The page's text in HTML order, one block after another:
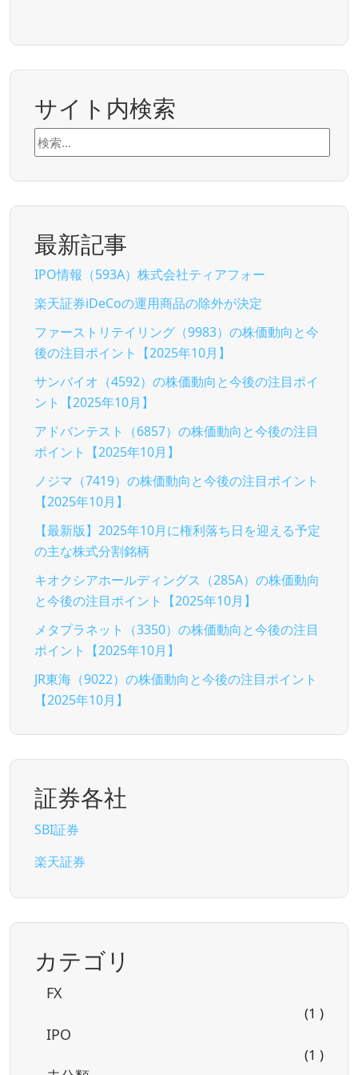
サイト内検索
検
索:
最新記事
IPO情報（593A）株式会社ティアフォー
楽天証券iDeCoの運用商品の除外が決定
ファーストリテイリング（9983）の株価動向と今
後の注目ポイント【2025年10月】
サンバイオ（4592）の株価動向と今後の注目ポイ
ント【2025年10月】
アドバンテスト（6857）の株価動向と今後の注目
ポイント【2025年10月】
ノジマ（7419）の株価動向と今後の注目ポイント
【2025年10月】
【最新版】2025年10月に権利落ち日を迎える予定
の主な株式分割銘柄
キオクシアホールディングス（285A）の株価動向
と今後の注目ポイント【2025年10月】
メタプラネット（3350）の株価動向と今後の注目
ポイント【2025年10月】
JR東海（9022）の株価動向と今後の注目ポイント
【2025年10月】
証券各社
SBI証券
楽天証券
カテゴリ
FX
(1 )
IPO
(1 )